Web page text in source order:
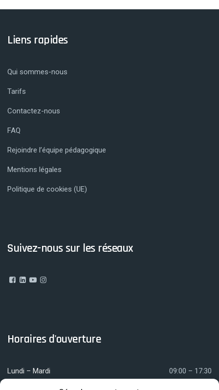
Liens rapides
Qui sommes-nous
Tarifs
Contactez-nous
FAQ
Rejoindre l’équipe pédagogique
Mentions légales
Politique de cookies (UE)
Suivez-nous sur les réseaux
Horaires d'ouverture
Lundi – Mardi 09:00 – 17:30